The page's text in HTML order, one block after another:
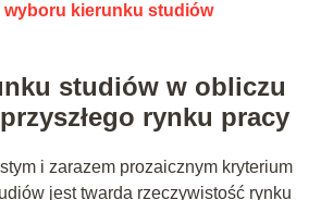
wyboru kierunku studiów
studiów w obliczu
rynku pracy
i zarazem prozaicznym kryterium
jest twarda rzeczywistość rynku